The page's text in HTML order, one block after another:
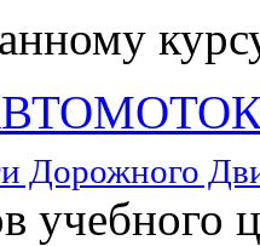
Дорожного
учебного